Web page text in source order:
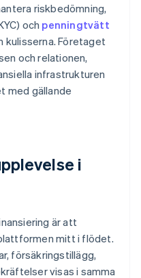
riskbedömning,
och penningtvätt
kulisserna. Företaget
och relationen,
infrastrukturen
med gällande
i
är att
mitt i flödet.
försäkringstillägg,
visas i samma